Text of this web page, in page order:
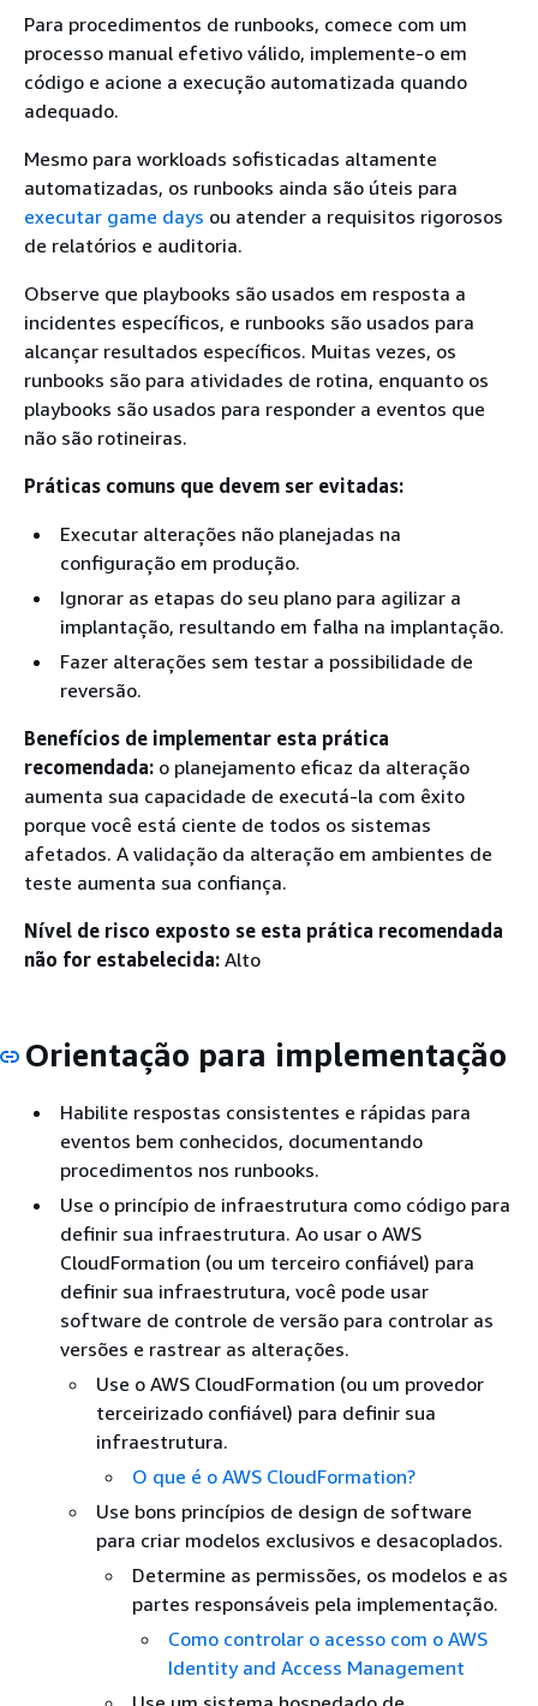
Para procedimentos de runbooks, comece com um
processo manual efetivo válido, implemente-o em
código e acione a execução automatizada quando
adequado.
Mesmo para workloads sofisticadas altamente
automatizadas, os runbooks ainda são úteis para
executar game days ou atender a requisitos rigorosos
de relatórios e auditoria.
Observe que playbooks são usados em resposta a
incidentes específicos, e runbooks são usados para
alcançar resultados específicos. Muitas vezes, os
runbooks são para atividades de rotina, enquanto os
playbooks são usados para responder a eventos que
não são rotineiras.
Práticas comuns que devem ser evitadas:
Executar alterações não planejadas na
configuração em produção.
Ignorar as etapas do seu plano para agilizar a
implantação, resultando em falha na implantação.
Fazer alterações sem testar a possibilidade de
reversão.
Benefícios de implementar esta prática
recomendada: o planejamento eficaz da alteração
aumenta sua capacidade de executá-la com êxito
porque você está ciente de todos os sistemas
afetados. A validação da alteração em ambientes de
teste aumenta sua confiança.
Nível de risco exposto se esta prática recomendada
não for estabelecida: Alto
Orientação para implementação
Habilite respostas consistentes e rápidas para
eventos bem conhecidos, documentando
procedimentos nos runbooks.
Use o princípio de infraestrutura como código para
definir sua infraestrutura. Ao usar o AWS
CloudFormation (ou um terceiro confiável) para
definir sua infraestrutura, você pode usar
software de controle de versão para controlar as
versões e rastrear as alterações.
Use o AWS CloudFormation (ou um provedor
terceirizado confiável) para definir sua
infraestrutura.
O que é o AWS CloudFormation?
Use bons princípios de design de software
para criar modelos exclusivos e desacoplados.
Determine as permissões, os modelos e as
partes responsáveis pela implementação.
Como controlar o acesso com o AWS
Identity and Access Management